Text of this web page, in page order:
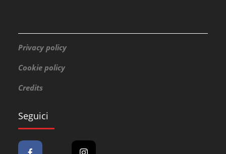
Privacy policy
Cookie policy
Credits
Seguici